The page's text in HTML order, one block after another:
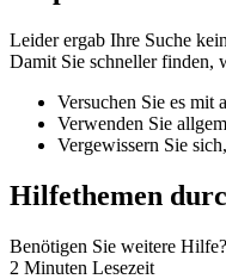
Leider ergab Ihre Suche
Damit Sie schneller finden,
Versuchen Sie es mit
Verwenden Sie
Vergewissern Sie
Hilfethemen
Benötigen Sie weitere Hilfe?
2 Minuten Lesezeit